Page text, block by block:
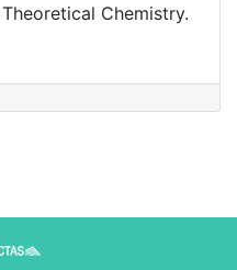
Chemistry.